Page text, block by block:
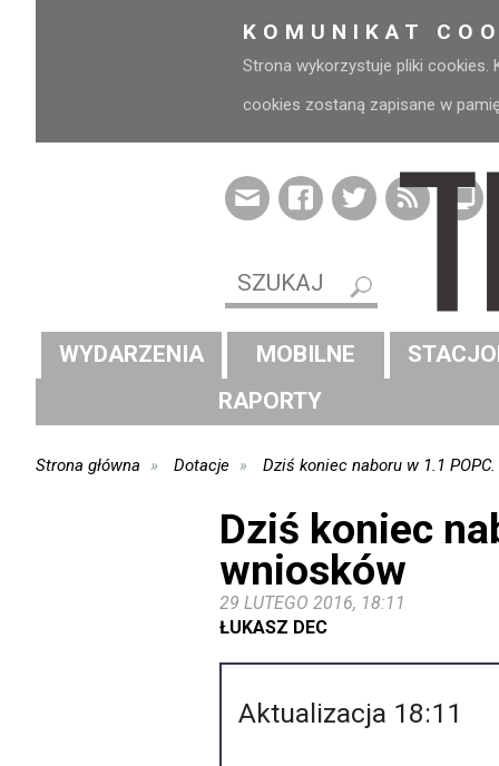
KOMUNIKAT
Strona wykorzystuje pliki cookies.
cookies zostaną zapisane w
WYDARZENIA MOBILNE
RAPORTY
Strona główna Dotacje Dziś koniec naboru w 1.1
Dziś koniec
wniosków
29 LUTEGO 2016, 18:11
ŁUKASZ DEC
Aktualizacja 18:11